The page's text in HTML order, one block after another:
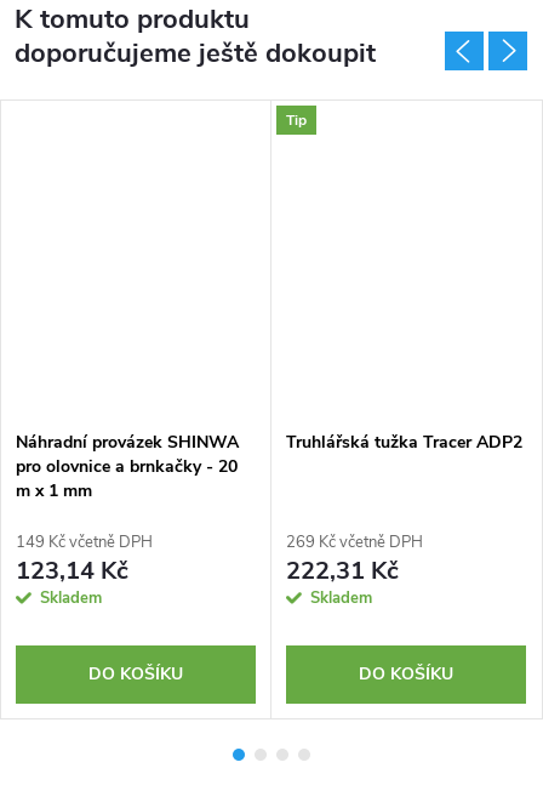
K tomuto produktu
doporučujeme ještě dokoupit
Náhradní provázek SHINWA
pro olovnice a brnkačky - 20
m x 1 mm
149 Kč včetně DPH
123,14 Kč
Skladem
DO KOŠÍKU
Tip
Truhlářská tužka Tracer ADP2
269 Kč včetně DPH
222,31 Kč
Skladem
DO KOŠÍKU